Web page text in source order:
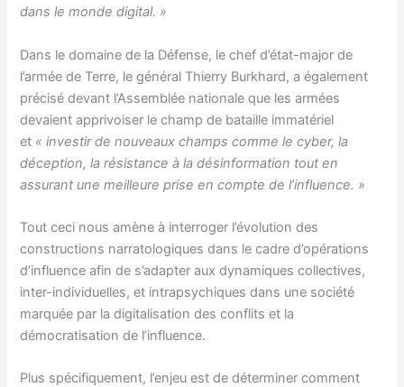
dans le monde digital. »
Dans le domaine de la Défense, le chef d’état-major de
l’armée de Terre, le général Thierry Burkhard, a également
précisé devant l’Assemblée nationale que les armées
devaient apprivoiser le champ de bataille immatériel
et « investir de nouveaux champs comme le cyber, la
déception, la résistance à la désinformation tout en
assurant une meilleure prise en compte de l’influence. »
Tout ceci nous amène à interroger l’évolution des
constructions narratologiques dans le cadre d’opérations
d’influence afin de s’adapter aux dynamiques collectives,
inter-individuelles, et intrapsychiques dans une société
marquée par la digitalisation des conflits et la
démocratisation de l’influence.
Plus spécifiquement, l’enjeu est de déterminer comment